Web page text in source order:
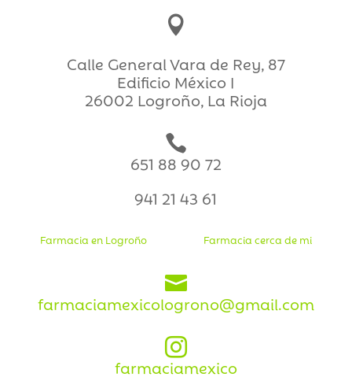

Calle General Vara de Rey, 87
Edificio México I
26002 Logroño, La Rioja

651 88 90 72
941 21 43 61
Farmacia en Logroño Farmacia cerca de mi

farmaciamexicologrono@gmail.com

farmaciamexico